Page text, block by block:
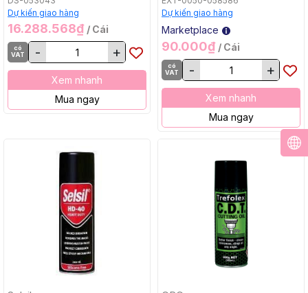
Dự kiến giao hàng
16.288.568₫ / Cái
có
VAT
- +
Xem nhanh
Mua ngay
Dự kiến giao hàng
Marketplace
90.000₫ / Cái
có
VAT
- +
Xem nhanh
Mua ngay